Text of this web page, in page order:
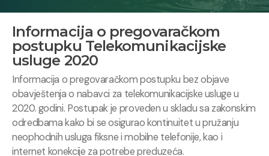
Informacija o pregovaračkom
postupku Telekomunikacijske
usluge 2020
Informacija o pregovaračkom postupku bez objave
obavještenja o nabavci za telekomunikacijske usluge u
2020. godini. Postupak je proveden u skladu sa zakonskim
odredbama kako bi se osigurao kontinuitet u pružanju
neophodnih usluga fiksne i mobilne telefonije, kao i
internet konekcije za potrebe preduzeća.